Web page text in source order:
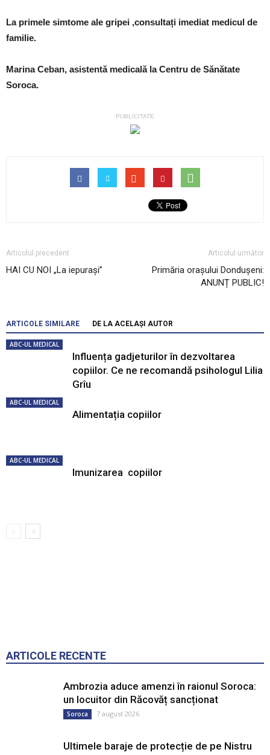
La primele simtome ale gripei ,consultați imediat medicul de
familie.
Marina Ceban, asistentă medicală la Centru de Sănătate
Soroca.
PUBLICITATE
Articolul precedent
HAI CU NOI „La iepurași”
Articolul următor
Primăria orașului Dondușeni:
ANUNȚ PUBLIC!
ARTICOLE SIMILARE DE LA ACELAȘI AUTOR
ABC-UL MEDICAL
Influența gadjeturilor în dezvoltarea
copiilor. Ce ne recomandă psihologul Lilia
Grîu
ABC-UL MEDICAL
Alimentația copiilor
ABC-UL MEDICAL
Imunizarea copiilor
ARTICOLE RECENTE
Ambrozia aduce amenzi în raionul Soroca:
un locuitor din Răcovăț sancționat
Soroca 7 august 2026
Ultimele baraje de protecție de pe Nistru